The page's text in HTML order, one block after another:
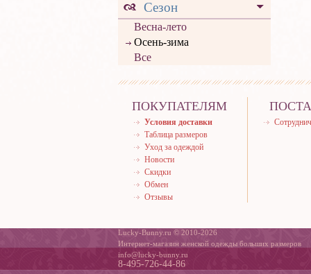
Сезон
Весна-лето
Осень-зима
Все
ПОКУПАТЕЛЯМ
Условия доставки
Таблица размеров
Уход за одеждой
Новости
Скидки
Обмен
Отзывы
Lucky-Bunny.ru © 2010-2026
Интернет-магазин женской одежды больших размеров
info@lucky-bunny.ru
8-495-726-44-86